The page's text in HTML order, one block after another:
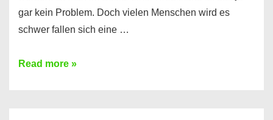
gar kein Problem. Doch vielen Menschen wird es
schwer fallen sich eine …
Kreditkarte
Read more »